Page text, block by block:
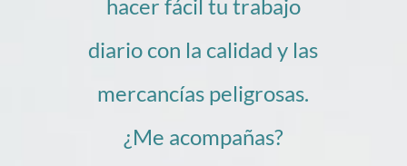
hacer fácil tu trabajo
diario con la calidad y las
mercancías peligrosas.
¿Me acompañas?